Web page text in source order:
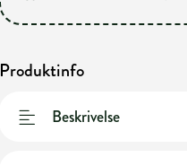
Produktinfo
Beskrivelse